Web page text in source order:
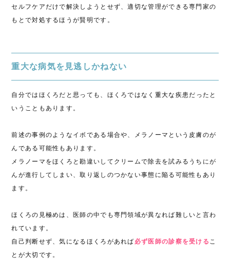
セルフケアだけで解決しようとせず、適切な管理ができる専門家の
もとで対処するほうが賢明です。
重大な病気を見逃しかねない
自分ではほくろだと思っても、ほくろではなく 重大な疾患だったと
いうこともあります。
前述の事例のようなイボである場合や、メラノーマという皮膚のが
んである可能性もあります。
メラノーマをほくろと勘違いしてクリームで除去を試みるうちにが
んが進行してしまい、取り返しのつかない事態に陥る可能性もあり
ます。
ほくろの見極めは、医師の中でも専門領域が異なれば難しいと言わ
れています。
自己判断せず、気になるほくろがあれば 必ず医師の診察を受ける こ
とが大切です。